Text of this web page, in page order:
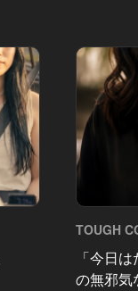
TOUGH
「今日
の無邪気